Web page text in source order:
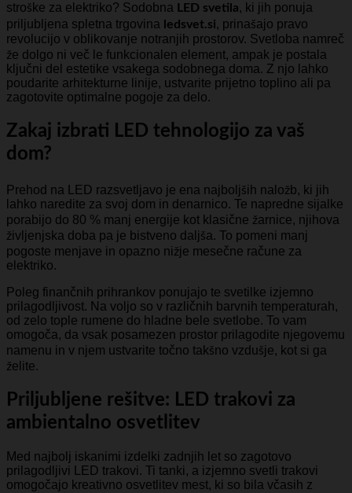
stroške za elektriko? Sodobna LED svetila, ki jih ponuja
priljubljena spletna trgovina
ledsvet.si, prinašajo pravo
revolucijo v oblikovanje notranjih prostorov. Svetloba namreč
že dolgo ni več le funkcionalen element, ampak je postala
ključni del estetike vsakega sodobnega doma. Z njo lahko
poudarite arhitekturne linije, ustvarite prijetno toplino ali pa
zagotovite optimalne pogoje za delo.
Zakaj izbrati LED tehnologijo za vaš
dom?
Prehod na LED razsvetljavo je ena najboljših naložb, ki jih
lahko naredite za svoj dom in denarnico. Te napredne sijalke
porabijo do 80 % manj energije kot klasične žarnice, njihova
življenjska doba pa je bistveno daljša. To pomeni manj
pogoste menjave in opazno nižje mesečne račune za
elektriko.
Poleg finančnih prihrankov ponujajo te svetilke izjemno
prilagodljivost. Na voljo so v različnih barvnih temperaturah,
od zelo tople rumene do hladne bele svetlobe. To vam
omogoča, da vsak posamezen prostor prilagodite njegovemu
namenu in v njem ustvarite točno takšno vzdušje, kot si ga
želite.
Priljubljene rešitve: LED trakovi za
ambientalno osvetlitev
Med najbolj iskanimi izdelki zadnjih let so zagotovo
prilagodljivi LED trakovi. Ti tanki, a izjemno svetli trakovi
omogočajo kreativno osvetlitev mest, ki so bila včasih z